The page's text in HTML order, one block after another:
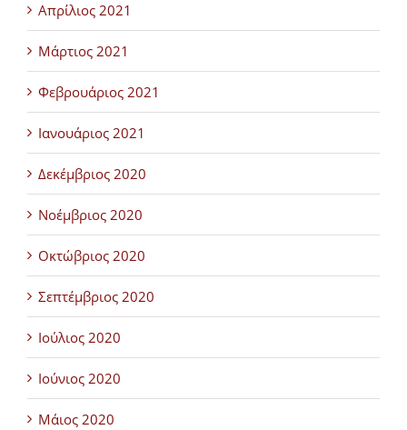
Απρίλιος 2021
Μάρτιος 2021
Φεβρουάριος 2021
Ιανουάριος 2021
Δεκέμβριος 2020
Νοέμβριος 2020
Οκτώβριος 2020
Σεπτέμβριος 2020
Ιούλιος 2020
Ιούνιος 2020
Μάιος 2020